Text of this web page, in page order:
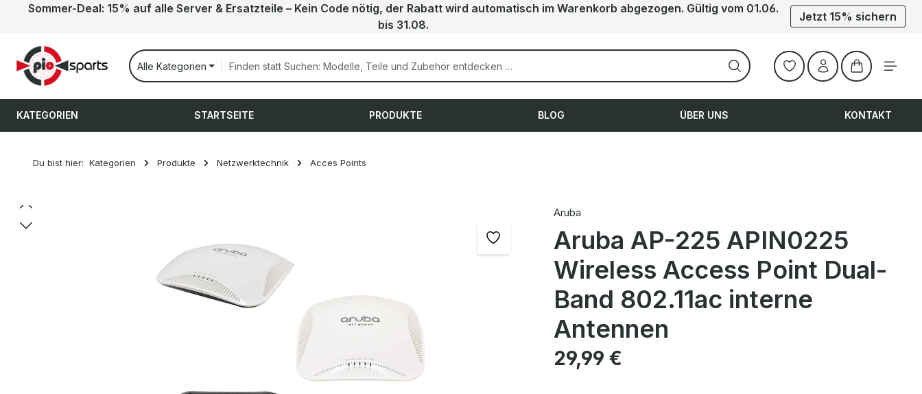
Hauptinhalt springen
Zur Suche springen
Zur Hauptnavigation springen
Sommer-Deal: 15% auf alle Server & Ersatzteile – Kein Code nötig, der Rabatt wird automatisch im Warenkorb abgezogen. Gültig vom 01.06.
bis 31.08.
Jetzt 15% sichern
Alle Kategorien
Warenkorb
KATEGORIEN STARTSEITE PRODUKTE BLOG ÜBER UNS KONTAKT
Du bist hier: Kategorien Produkte Netzwerktechnik Acces Points
Bildergalerie überspringen Aruba
Aruba AP-225 APIN0225
Wireless Access Point Dual-
Band 802.11ac interne
Antennen
Regulärer Preis:
29,99 €